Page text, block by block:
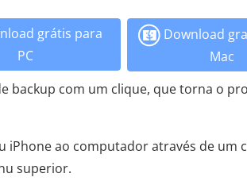
grátis para
PC
Download
Mac
backup com um clique, que torna o
iPhone ao computador através de um
superior.